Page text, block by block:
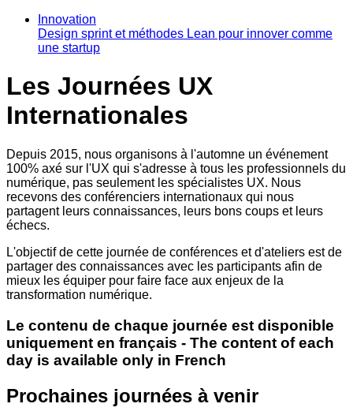
Innovation
Design sprint et méthodes Lean pour innover comme
une startup
Les Journées UX
Internationales
Depuis 2015, nous organisons à l'automne un événement
100% axé sur l'UX qui s'adresse à tous les professionnels du
numérique, pas seulement les spécialistes UX. Nous
recevons des conférenciers internationaux qui nous
partagent leurs connaissances, leurs bons coups et leurs
échecs.
L'objectif de cette journée de conférences et d'ateliers est de
partager des connaissances avec les participants afin de
mieux les équiper pour faire face aux enjeux de la
transformation numérique.
Le contenu de chaque journée est disponible
uniquement en français - The content of each
day is available only in French
Prochaines journées à venir